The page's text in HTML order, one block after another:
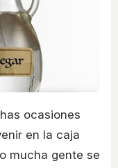
ocasiones
en la caja
mucha gente se